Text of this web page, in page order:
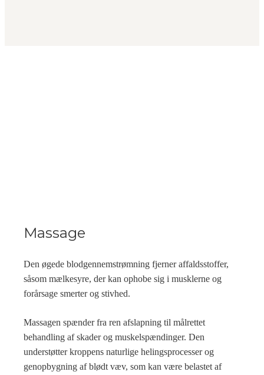
Massage
Den øgede blodgennemstrømning fjerner affaldsstoffer,
såsom mælkesyre, der kan ophobe sig i musklerne og
forårsage smerter og stivhed.
Massagen spænder fra ren afslapning til målrettet
behandling af skader og muskelspændinger. Den
understøtter kroppens naturlige helingsprocesser og
genopbygning af blødt væv, som kan være belastet af